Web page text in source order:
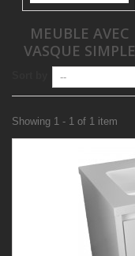
MEUBLE AVEC
VASQUE SIMPLE
Showing 1 - 1 of 1 item